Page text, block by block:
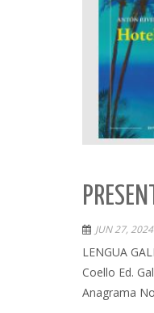
JUN 27, 2024
LENGUA
Coello Ed.
Anagrama